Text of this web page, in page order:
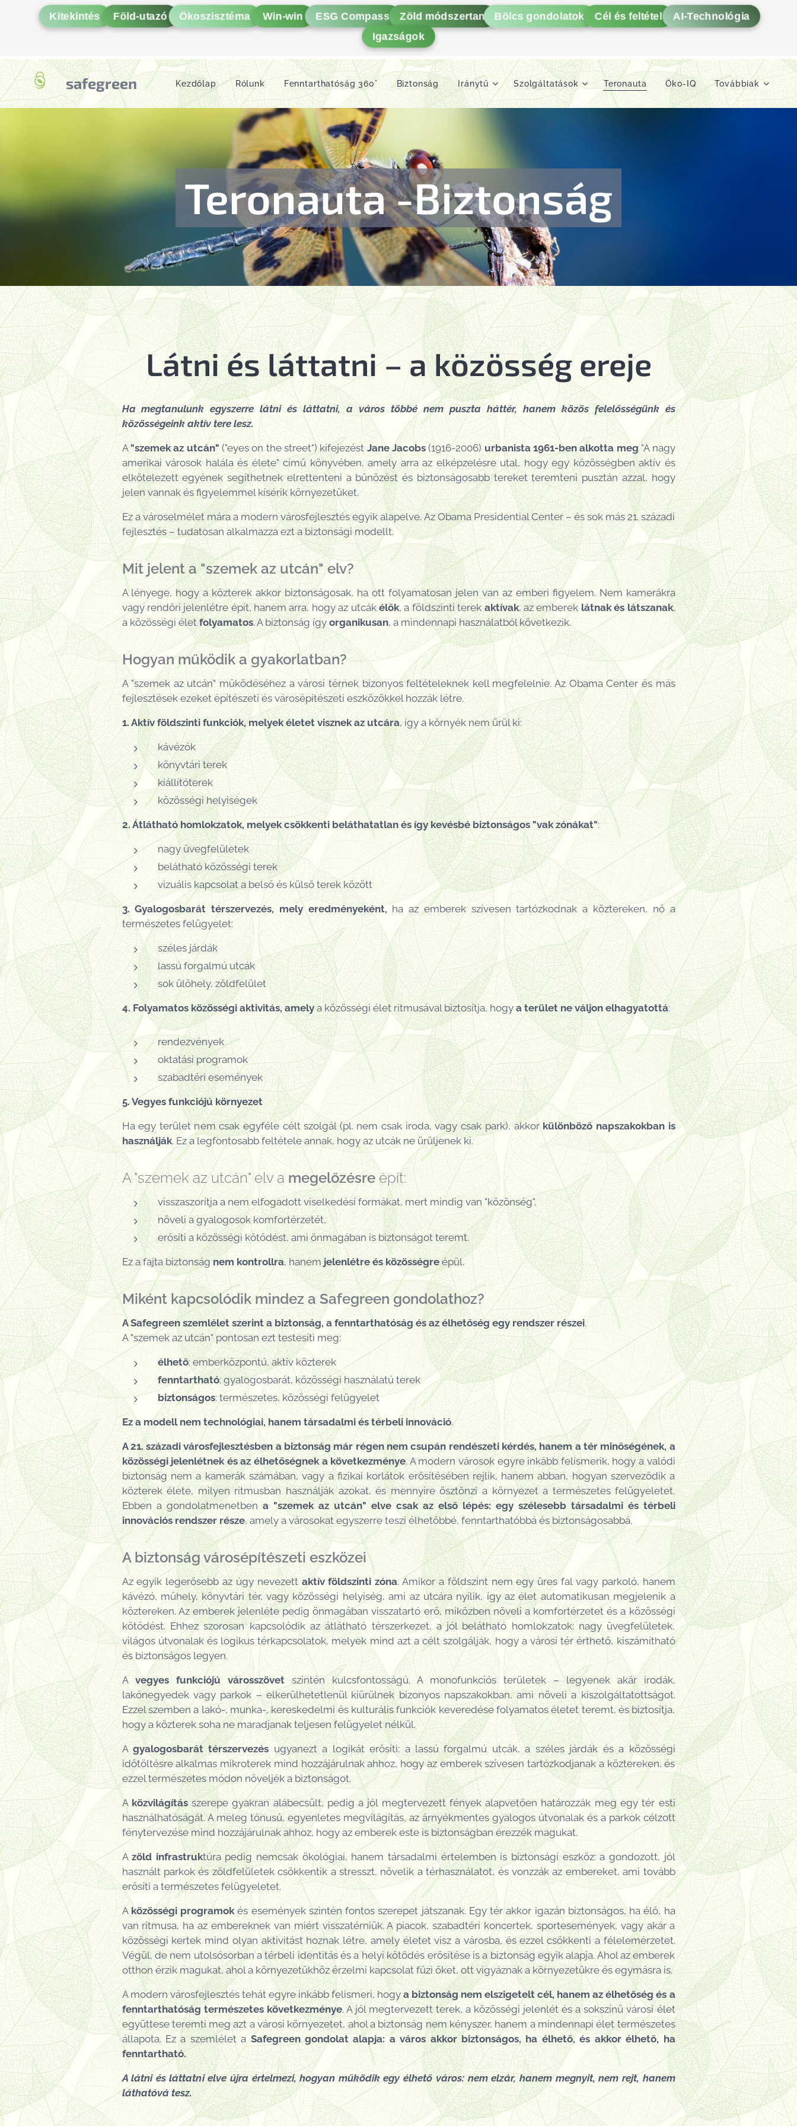
Kitekintés Föld-utazó Ökoszisztéma Win-win ESG Compass Zöld módszertan Bölcs gondolatok Cél és feltétel AI-Technológia
Igazságok
safegreen Kezdőlap Rólunk Fenntarthatóság 360° Biztonság Iránytű Szolgáltatások Teronauta Öko-IQ Továbbiak
Teronauta -Biztonság
Látni és láttatni – a közösség ereje
Ha megtanulunk egyszerre látni és láttatni, a város többé nem puszta háttér, hanem közös felelősségünk és
közösségeink aktív tere lesz.
A"szemek az utcán"("eyes on the street") kifejezéstJane Jacobs(1916-2006)urbanista 1961-ben alkotta meg"A nagy
amerikai városok halála és élete" című könyvében, amely arra az elképzelésre utal, hogy egy közösségben aktív és
elkötelezett egyének segíthetnek elrettenteni a bűnözést és biztonságosabb tereket teremteni pusztán azzal, hogy
jelen vannak és figyelemmel kísérik környezetüket.
Ez a városelmélet mára a modern városfejlesztés egyik alapelve. Az Obama Presidential Center – és sok más 21. századi
fejlesztés – tudatosan alkalmazza ezt a biztonsági modellt.
Mit jelent a "szemek az utcán" elv?
A lényege, hogy a közterek akkor biztonságosak, ha ott folyamatosan jelen van az emberi figyelem. Nem kamerákra
vagy rendőri jelenlétre épít, hanem arra, hogy az utcákélők, a földszinti terekaktívak, az emberek látnak és látszanak,
a közösségi életfolyamatos. A biztonság így organikusan, a mindennapi használatból következik.
Hogyan működik a gyakorlatban?
A "szemek az utcán" működéséhez a városi térnek bizonyos feltételeknek kell megfelelnie. Az Obama Center és más
fejlesztések ezeket építészeti és városépítészeti eszközökkel hozzák létre.
1. Aktív földszinti funkciók, melyek életet visznek az utcára, így a környék nem ürül ki:
kávézók
könyvtári terek
kiállítóterek
közösségi helyiségek
2. Átlátható homlokzatok, melyek csökkenti beláthatatlan és így kevésbé biztonságos "vak zónákat":
nagy üvegfelületek
belátható közösségi terek
vizuális kapcsolat a belső és külső terek között
3. Gyalogosbarát térszervezés, mely eredményeként, ha az emberek szívesen tartózkodnak a köztereken, nő a
természetes felügyelet:
széles járdák
lassú forgalmú utcák
sok ülőhely, zöldfelület
4. Folyamatos közösségi aktivitás, amelya közösségi élet ritmusával biztosítja, hogya terület ne váljon elhagyatottá:
rendezvények
oktatási programok
szabadtéri események
5. Vegyes funkciójú környezet
Ha egy terület nem csak egyféle célt szolgál (pl. nem csak iroda, vagy csak park), akkorkülönböző napszakokban is
használják. Ez a legfontosabb feltétele annak, hogy az utcák ne ürüljenek ki.
A "szemek az utcán" elv amegelőzésreépít:
visszaszorítja a nem elfogadott viselkedési formákat, mert mindig van "közönség",
növeli a gyalogosok komfortérzetét,
erősíti a közösségi kötődést, ami önmagában is biztonságot teremt.
Ez a fajta biztonságnem kontrollra, hanemjelenlétre és közösségreépül.
Miként kapcsolódik mindez a Safegreen gondolathoz?
A Safegreen szemlélet szerint a biztonság, a fenntarthatóság és az élhetőség egy rendszer részei.
A "szemek az utcán" pontosan ezt testesíti meg:
élhető: emberközpontú, aktív közterek
fenntartható: gyalogosbarát, közösségi használatú terek
biztonságos: természetes, közösségi felügyelet
Ez a modell nem technológiai, hanem társadalmi és térbeli innováció.
A 21. századi városfejlesztésben a biztonság már régen nem csupán rendészeti kérdés, hanem a tér minőségének, a
közösségi jelenlétnek és az élhetőségnek a következménye. A modern városok egyre inkább felismerik, hogy a valódi
biztonság nem a kamerák számában, vagy a fizikai korlátok erősítésében rejlik, hanem abban, hogyan szerveződik a
közterek élete, milyen ritmusban használják azokat, és mennyire ösztönzi a környezet a természetes felügyeletet.
Ebben a gondolatmenetbena "szemek az utcán" elve csak az első lépés: egy szélesebb társadalmi és térbeli
innovációs rendszer része, amely a városokat egyszerre teszi élhetőbbé, fenntarthatóbbá és biztonságosabbá.
A biztonság városépítészeti eszközei
Az egyik legerősebb az úgy nevezettaktív földszinti zóna. Amikor a földszint nem egy üres fal vagy parkoló, hanem
kávézó, műhely, könyvtári tér, vagy közösségi helyiség, ami az utcára nyílik, így az élet automatikusan megjelenik a
köztereken. Az emberek jelenléte pedig önmagában visszatartó erő, miközben növeli a komfortérzetet és a közösségi
kötődést. Ehhez szorosan kapcsolódik az átlátható térszerkezet, a jól belátható homlokzatok: nagy üvegfelületek,
világos útvonalak és logikus térkapcsolatok, melyek mind azt a célt szolgálják, hogy a városi tér érthető, kiszámítható
és biztonságos legyen.
Avegyes funkciójú városszövetszintén kulcsfontosságú. A monofunkciós területek – legyenek akár irodák,
lakónegyedek vagy parkok – elkerülhetetlenül kiürülnek bizonyos napszakokban, ami növeli a kiszolgáltatottságot.
Ezzel szemben a lakó-, munka-, kereskedelmi és kulturális funkciók keveredése folyamatos életet teremt, és biztosítja,
hogy a közterek soha ne maradjanak teljesen felügyelet nélkül.
Agyalogosbarát térszervezésugyanezt a logikát erősíti: a lassú forgalmú utcák, a széles járdák és a közösségi
időtöltésre alkalmas mikroterek mind hozzájárulnak ahhoz, hogy az emberek szívesen tartózkodjanak a köztereken, és
ezzel természetes módon növeljék a biztonságot.
Aközvilágításszerepe gyakran alábecsült, pedig a jól megtervezett fények alapvetően határozzák meg egy tér esti
használhatóságát. A meleg tónusú, egyenletes megvilágítás, az árnyékmentes gyalogos útvonalak és a parkok célzott
fénytervezése mind hozzájárulnak ahhoz, hogy az emberek este is biztonságban érezzék magukat.
Azöld infrastruktúra pedig nemcsak ökológiai, hanem társadalmi értelemben is biztonsági eszköz: a gondozott, jól
használt parkok és zöldfelületek csökkentik a stresszt, növelik a térhasználatot, és vonzzák az embereket, ami tovább
erősíti a természetes felügyeletet.
Aközösségi programokés események szintén fontos szerepet játszanak. Egy tér akkor igazán biztonságos, ha élő, ha
van ritmusa, ha az embereknek van miért visszatérniük. A piacok, szabadtéri koncertek, sportesemények, vagy akár a
közösségi kertek mind olyan aktivitást hoznak létre, amely életet visz a városba, és ezzel csökkenti a félelemérzetet.
Végül, de nem utolsósorban a térbeli identitás és a helyi kötődés erősítése is a biztonság egyik alapja. Ahol az emberek
otthon érzik magukat, ahol a környezetükhöz érzelmi kapcsolat fűzi őket, ott vigyáznak a környezetükre és egymásra is.
A modern városfejlesztés tehát egyre inkább felismeri, hogya biztonság nem elszigetelt cél, hanem az élhetőség és a
fenntarthatóság természetes következménye. A jól megtervezett terek, a közösségi jelenlét és a sokszínű városi élet
együttese teremti meg azt a városi környezetet, ahol a biztonság nem kényszer, hanem a mindennapi élet természetes
állapota. Ez a szemlélet aSafegreen gondolat alapja: a város akkor biztonságos, ha élhető, és akkor élhető, ha
fenntartható.
A látni és láttatni elve újra értelmezi, hogyan működik egy élhető város: nem elzár, hanem megnyit, nem rejt, hanem
láthatóvá tesz.